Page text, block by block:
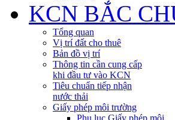
KCN BẮC
Tổng quan
Vị trí đất cho thuê
Bản đồ vị trí
Thông tin cần cung cấp
khi đầu tư vào KCN
Tiêu chuẩn tiếp nhận
nước thải
Giấy phép môi trường
Phụ lục Giấy phép môi